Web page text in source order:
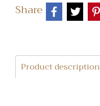
Share
Product description